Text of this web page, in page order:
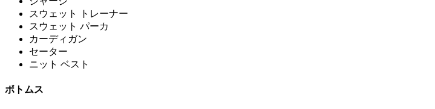
スウェット トレーナー
スウェット パーカ
カーディガン
セーター
ニット ベスト
ボトムス